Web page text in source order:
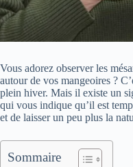
Vous adorez observer les
autour de vos mangeoires ?
plein hiver. Mais il existe un
qui vous indique qu’il est
et de laisser un peu plus la
Sommaire